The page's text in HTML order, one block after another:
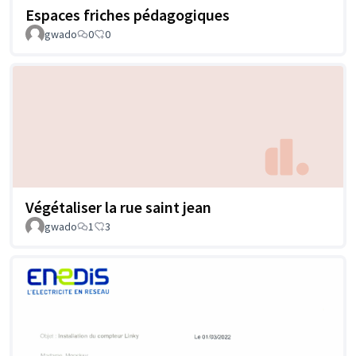
Espaces friches pédagogiques
gwado 0 0
Végétaliser la rue saint jean
gwado 1 3